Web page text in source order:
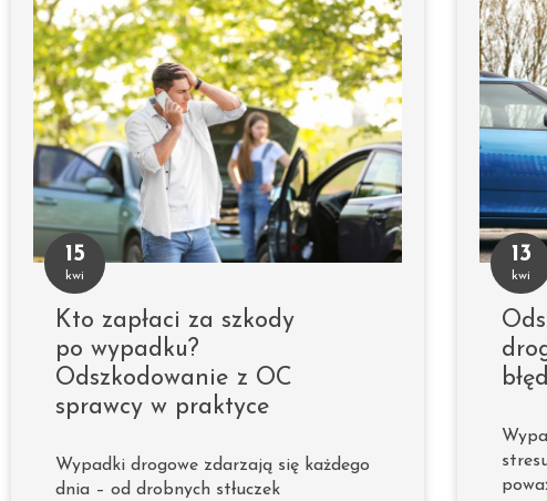
15
kwi
Kto zapłaci za szkody
po wypadku?
Odszkodowanie z OC
sprawcy w praktyce
Wypadki drogowe zdarzają się każdego
dnia – od drobnych stłuczek
13
kwi